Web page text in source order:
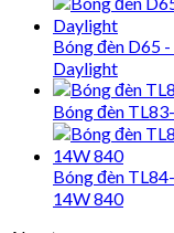
Bóng đèn D65
Daylight
Bóng đèn
Bóng đèn
14W 840